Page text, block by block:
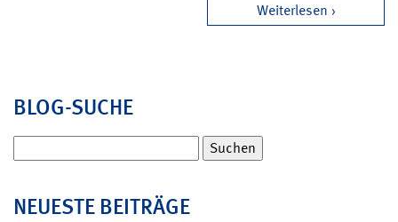
Weiterlesen
BLOG-SUCHE
nach:
NEUESTE BEITRÄGE